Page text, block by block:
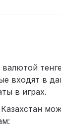
входят в
в играх.